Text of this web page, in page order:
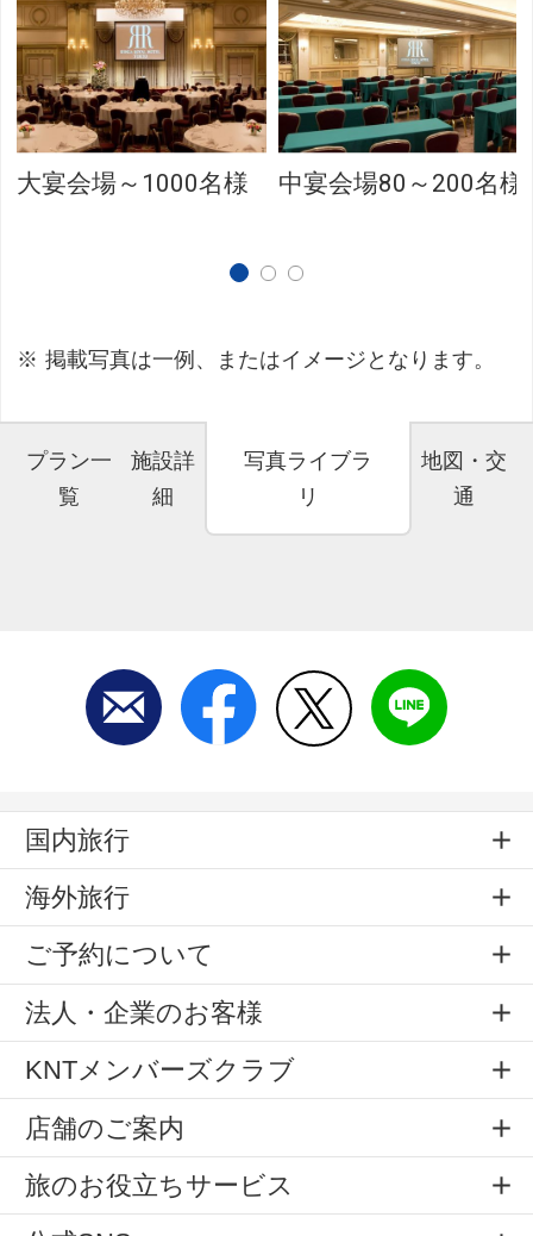
大宴会場～1000名様 中宴会場80～200名様
掲載写真は一例、またはイメージとなります。
プラン一
覧
施設詳
細
写真ライブラ
リ
地図・交
通
国内旅行
海外旅行
ご予約について
法人・企業のお客様
KNTメンバーズクラブ
店舗のご案内
旅のお役立ちサービス